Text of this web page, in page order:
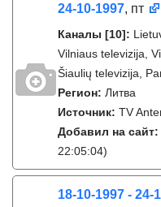
24-10-1997, пт
Каналы [10]:
Vilniaus televizija,
Šiaulių televizija,
Регион: Литва
Источник: TV
Добавил на сайт:
22:05:04)
18-10-1997 - 24-